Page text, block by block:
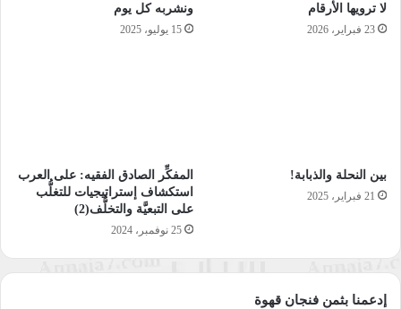
لا ترويها الأرقام
23 فبراير، 2026
ونشربه كل يوم
15 يوليو، 2025
بين النحلة والذبابة!
21 فبراير، 2025
المفكِّر الصادق الفقيه: على العرب
استكشاف إستراتيجيات للتغلُّب
على التبعيَّة والتخلُّف(2)
25 نوفمبر، 2024
إدعمنا بثمن فنجان قهوة